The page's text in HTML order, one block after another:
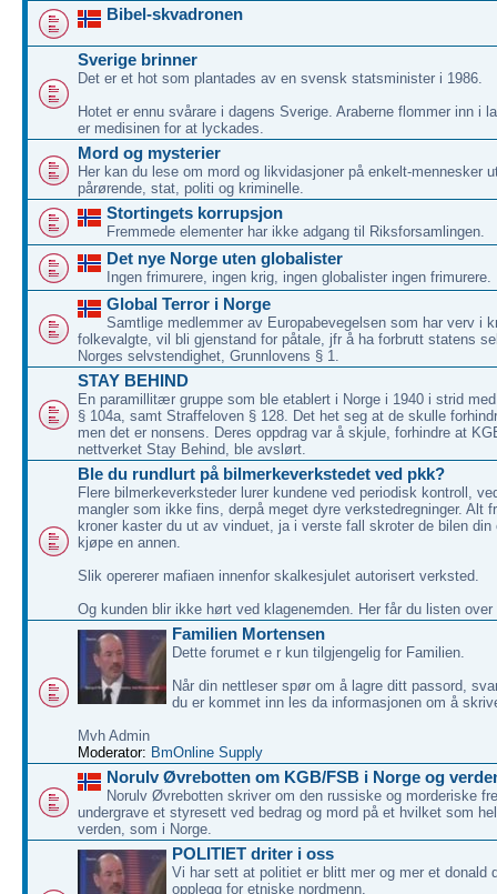
Bibel-skvadronen
Sverige brinner
Det er et hot som plantades av en svensk statsminister i 1986.
Hotet er ennu svårare i dagens Sverige. Araberne flommer inn i
er medisinen for at lyckades.
Mord og mysterier
Her kan du lese om mord og likvidasjoner på enkelt-mennesker
pårørende, stat, politi og kriminelle.
Stortingets korrupsjon
Fremmede elementer har ikke adgang til Riksforsamlingen.
Det nye Norge uten globalister
Ingen frimurere, ingen krig, ingen globalister ingen frimurere.
Global Terror i Norge
Samtlige medlemmer av Europabevegelsen som har verv i
folkevalgte, vil bli gjenstand for påtale, jfr å ha forbrutt statens
Norges selvstendighet, Grunnlovens § 1.
STAY BEHIND
En paramillitær gruppe som ble etablert i Norge i 1940 i strid
§ 104a, samt Straffeloven § 128. Det het seg at de skulle
men det er nonsens. Deres oppdrag var å skjule, forhindre at
nettverket Stay Behind, ble avslørt.
Ble du rundlurt på bilmerkeverkstedet ved pkk?
Flere bilmerkeverksteder lurer kundene ved periodisk kontroll,
mangler som ikke fins, derpå meget dyre verkstedregninger. Alt
kroner kaster du ut av vinduet, ja i verste fall skroter de bilen din
kjøpe en annen.
Slik opererer mafiaen innenfor skalkesjulet autorisert verksted.
Og kunden blir ikke hørt ved klagenemden. Her får du listen over
Familien Mortensen
Dette forumet e r kun tilgjengelig for Familien.
Når din nettleser spør om å lagre ditt passord,
du er kommet inn les da informasjonen om å
Mvh Admin
Moderator: BmOnline Supply
Norulv Øvrebotten om KGB/FSB i Norge og
Norulv Øvrebotten skriver om den russiske og morderiske
undergrave et styresett ved bedrag og mord på et hvilket som
verden, som i Norge.
POLITIET driter i oss
Vi har sett at politiet er blitt mer og mer et donald
opplegg for etniske nordmenn.